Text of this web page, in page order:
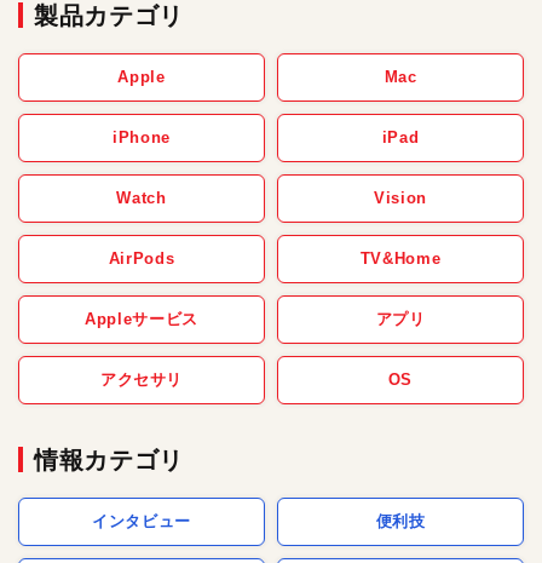
製品カテゴリ
Apple Mac
iPhone iPad
Watch Vision
AirPods TV&Home
Appleサービス アプリ
アクセサリ OS
情報カテゴリ
インタビュー 便利技